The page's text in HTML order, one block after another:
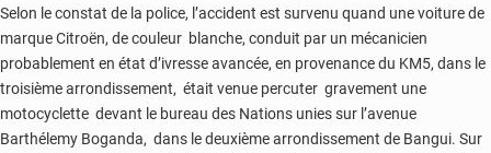
Selon le constat de la police, l’accident est survenu quand une voiture de
marque Citroën, de couleur blanche, conduit par un mécanicien
probablement en état d’ivresse avancée, en provenance du KM5, dans le
troisième arrondissement, était venue percuter gravement une
motocyclette devant le bureau des Nations unies sur l’avenue
Barthélemy Boganda, dans le deuxième arrondissement de Bangui. Sur